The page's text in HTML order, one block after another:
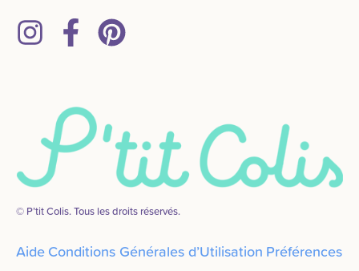
© P’tit Colis. Tous les droits réservés.
AideConditions Générales d’Utilisation Préférences